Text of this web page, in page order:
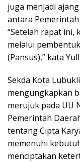
juga menjadi
antara
“Setelah rapat ini,
melalui
(Pansus),” kata
Sekda Kota
mengungkapkan
merujuk pada UU
Pemerintah
tentang Cipta
memenuhi
menciptakan